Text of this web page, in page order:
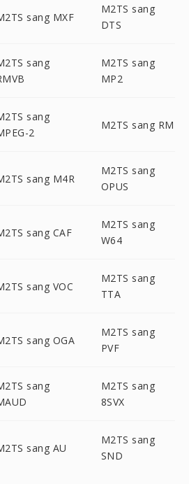
sang MXF
M2TS sang
DTS
sang
M2TS sang
MP2
sang
2
M2TS sang RM
sang M4R
M2TS sang
OPUS
sang CAF
M2TS sang
W64
sang VOC
M2TS sang
TTA
sang OGA
M2TS sang
PVF
sang
M2TS sang
8SVX
sang AU
M2TS sang
SND